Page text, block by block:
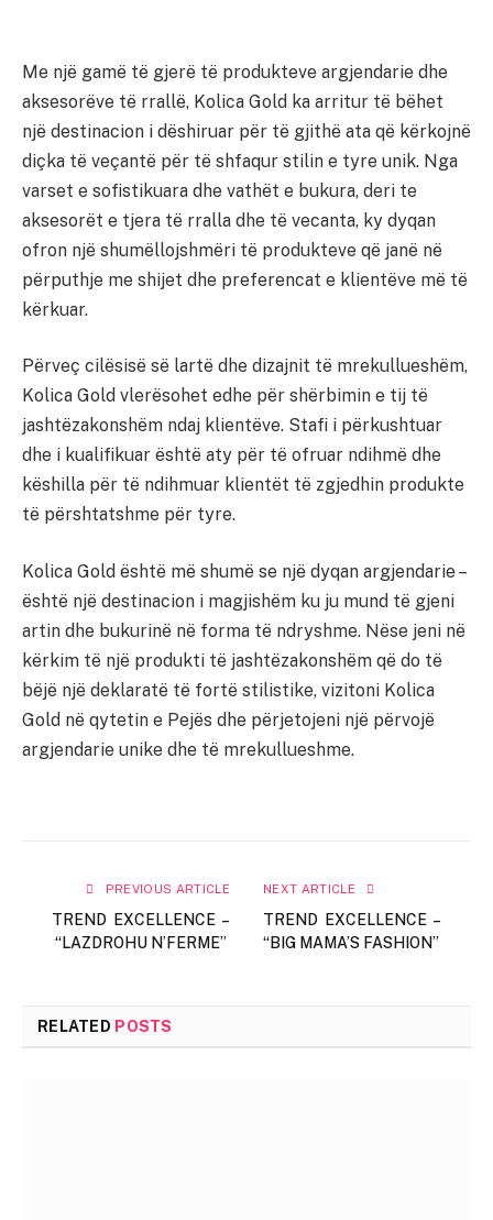
Me një gamë të gjerë të produkteve argjendarie dhe
aksesorëve të rrallë, Kolica Gold ka arritur të bëhet
një destinacion i dëshiruar për të gjithë ata që kërkojnë
diçka të veçantë për të shfaqur stilin e tyre unik. Nga
varset e sofistikuara dhe vathët e bukura, deri te
aksesorët e tjera të rralla dhe të vecanta, ky dyqan
ofron një shumëllojshmëri të produkteve që janë në
përputhje me shijet dhe preferencat e klientëve më të
kërkuar.
Përveç cilësisë së lartë dhe dizajnit të mrekullueshëm,
Kolica Gold vlerësohet edhe për shërbimin e tij të
jashtëzakonshëm ndaj klientëve. Stafi i përkushtuar
dhe i kualifikuar është aty për të ofruar ndihmë dhe
këshilla për të ndihmuar klientët të zgjedhin produkte
të përshtatshme për tyre.
Kolica Gold është më shumë se një dyqan argjendarie –
është një destinacion i magjishëm ku ju mund të gjeni
artin dhe bukurinë në forma të ndryshme. Nëse jeni në
kërkim të një produkti të jashtëzakonshëm që do të
bëjë një deklaratë të fortë stilistike, vizitoni Kolica
Gold në qytetin e Pejës dhe përjetojeni një përvojë
argjendarie unike dhe të mrekullueshme.
PREVIOUS ARTICLE
TREND EXCELLENCE –
“LAZDROHU N’FERME”
NEXT ARTICLE
TREND EXCELLENCE –
“BIG MAMA’S FASHION”
RELATED POSTS